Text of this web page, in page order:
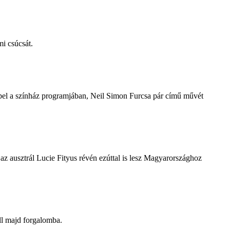
csúcsát.
a színház programjában, Neil Simon Furcsa pár című művét
ausztrál Lucie Fityus révén ezúttal is lesz Magyarországhoz
majd forgalomba.